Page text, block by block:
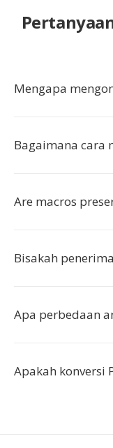
Mengapa
Bagaimana cara
Are macros
Bisakah
Apa perbedaan
Apakah konversi